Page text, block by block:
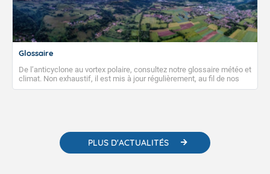
Glossaire
De l’anticyclone au vortex polaire, consultez notre glossaire météo et
climat. Non exhaustif, il est mis à jour régulièrement, au fil de nos
publications. Vous y trouverez également des liens utiles vers nos
PLUS D'ACTUALITÉS